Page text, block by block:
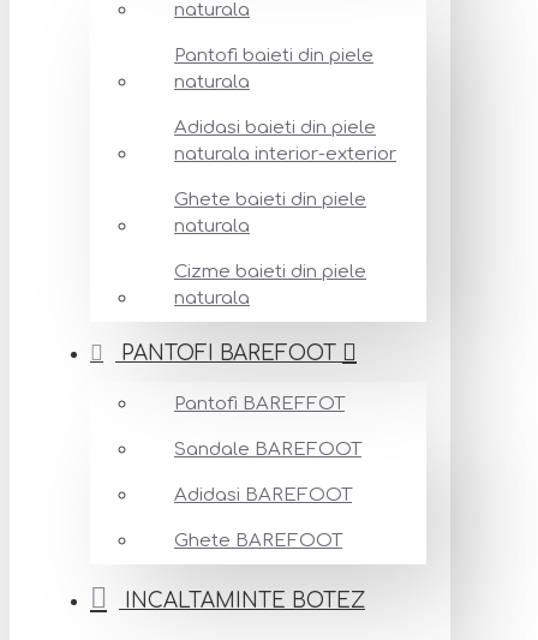
naturala
Pantofi baieti din piele
naturala
Adidasi baieti din piele
naturala interior-exterior
Ghete baieti din piele
naturala
Cizme baieti din piele
naturala
PANTOFI BAREFOOT
Pantofi BAREFFOT
Sandale BAREFOOT
Adidasi BAREFOOT
Ghete BAREFOOT
INCALTAMINTE BOTEZ